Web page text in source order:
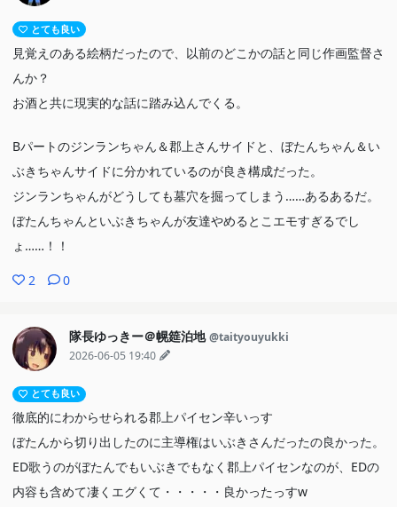
とても良い
見覚えのある絵柄だったので、以前のどこかの話と同じ作画監督さ
んか？
お酒と共に現実的な話に踏み込んでくる。
Bパートのジンランちゃん＆郡上さんサイドと、ぼたんちゃん＆い
ぶきちゃんサイドに分かれているのが良き構成だった。
ジンランちゃんがどうしても墓穴を掘ってしまう……あるあるだ。
ぼたんちゃんといぶきちゃんが友達やめるとこエモすぎるでし
ょ……！！
2 0
隊長ゆっきー＠幌筵泊地 @taityouyukki
2026-06-05 19:40
とても良い
徹底的にわからせられる郡上パイセン辛いっす
ぼたんから切り出したのに主導権はいぶきさんだったの良かった。
ED歌うのがぼたんでもいぶきでもなく郡上パイセンなのが、EDの
内容も含めて凄くエグくて・・・・・良かったっすw